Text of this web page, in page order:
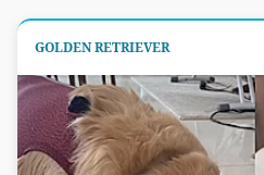
GOLDEN RETRIEVER